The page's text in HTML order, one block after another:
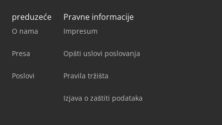
preduzeće
O nama
Presa
Poslovi
Pravne informacije
Impresum
Opšti uslovi poslovanja
Pravila tržišta
Izjava o zaštiti podataka